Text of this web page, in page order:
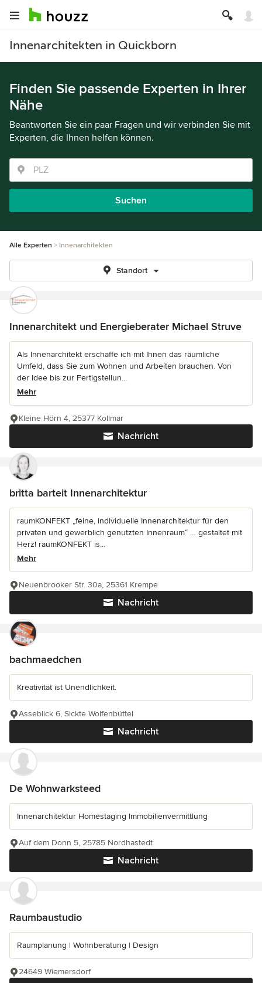
Innenarchitekten in Quickborn
Finden Sie passende Experten in Ihrer
Nähe
Beantworten Sie ein paar Fragen und wir verbinden Sie mit
Experten, die Ihnen helfen können.
Suchen
Alle Experten Innenarchitekten
Standort
Innenarchitekt und Energieberater Michael Struve
Als Innenarchitekt erschaffe ich mit Ihnen das räumliche
Umfeld, dass Sie zum Wohnen und Arbeiten brauchen. Von
der Idee bis zur Fertigstellun...
Mehr
Nachricht
Kleine Hörn 4, 25377 Kollmar
britta barteit Innenarchitektur
raumKONFEKT „feine, individuelle Innenarchitektur für den
privaten und gewerblich genutzten Innenraum“ … gestaltet mit
Herz! raumKONFEKT is...
Mehr
Nachricht
Neuenbrooker Str. 30a, 25361 Krempe
bachmaedchen
Kreativität ist Unendlichkeit.
Nachricht
Asseblick 6, Sickte Wolfenbüttel
De Wohnwarksteed
Innenarchitektur Homestaging Immobilienvermittlung
Nachricht
Auf dem Donn 5, 25785 Nordhastedt
Raumbaustudio
Raumplanung | Wohnberatung | Design
24649 Wiemersdorf